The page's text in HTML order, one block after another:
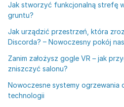
Jak stworzyć funkcjonalną strefę
gruntu?
Jak urządzić przestrzeń, która
Discorda? – Nowoczesny pokój
Zanim założysz gogle VR – jak
zniszczyć salonu?
Nowoczesne systemy ogrzewania
technologii